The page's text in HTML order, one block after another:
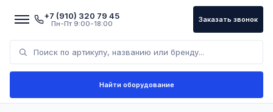
+7 (910) 320 79 45
Пн-Пт 9:00-18:00 Заказать звонок
Найти оборудование